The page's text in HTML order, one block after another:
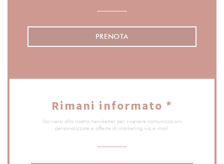
PRENOTA
Rimani informato *
Iscriversi alla nostra newsletter per ricevere comunicazioni
personalizzate e offerte di marketing via e-mail.